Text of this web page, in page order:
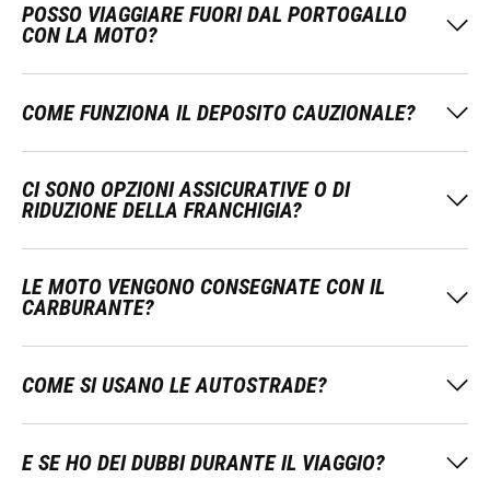
POSSO VIAGGIARE FUORI DAL PORTOGALLO
CON LA MOTO?
COME FUNZIONA IL DEPOSITO CAUZIONALE?
CI SONO OPZIONI ASSICURATIVE O DI
RIDUZIONE DELLA FRANCHIGIA?
LE MOTO VENGONO CONSEGNATE CON IL
CARBURANTE?
COME SI USANO LE AUTOSTRADE?
E SE HO DEI DUBBI DURANTE IL VIAGGIO?